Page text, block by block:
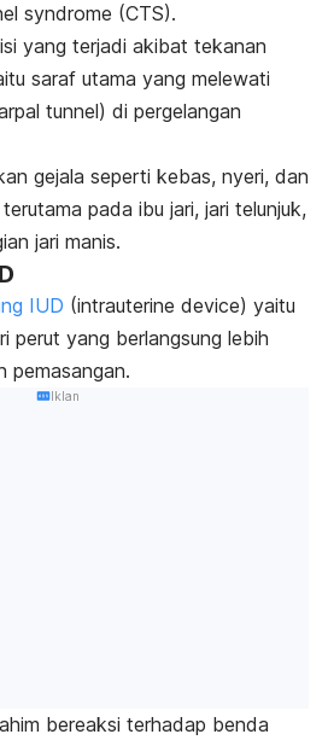
syndrome (CTS).
yang terjadi akibat tekanan
saraf utama yang melewati
tunnel) di pergelangan
gejala seperti kebas, nyeri, dan
pada ibu jari, jari telunjuk,
jari manis.
IUD (intrauterine device) yaitu
perut yang berlangsung lebih
pemasangan.
Iklan
bereaksi terhadap benda